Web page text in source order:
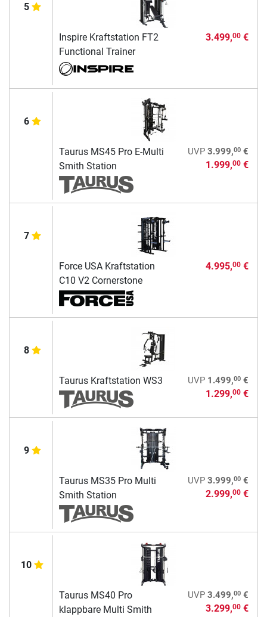
5
Inspire Kraftstation FT2
Functional Trainer
3.499,00€
6
Taurus MS45 Pro E-Multi
Smith Station
UVP 3.999,00€
1.999,00€
7
Force USA Kraftstation
C10 V2 Cornerstone
4.995,00€
8
Taurus Kraftstation WS3 UVP 1.499,00€
1.299,00€
9
Taurus MS35 Pro Multi
Smith Station
UVP 3.999,00€
2.999,00€
10
Taurus MS40 Pro
klappbare Multi Smith
UVP 3.499,00€
3.299,00€